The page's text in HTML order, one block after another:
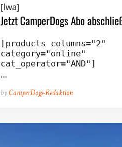
[lwa]
Jetzt CamperDogs Abo
[products columns="2"
category="online"
cat_operator="AND"]
…
byCamperDogs-Redaktion